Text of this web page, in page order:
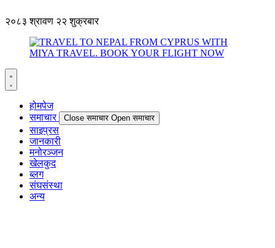
२०८३ श्रावण २२ शुक्रबार
होमपेज
समाचार
Close समाचार Open समाचार
साइप्रस
जानकारी
मनोरञ्जन
खेलकुद
ब्लग
संघसंस्था
अन्य